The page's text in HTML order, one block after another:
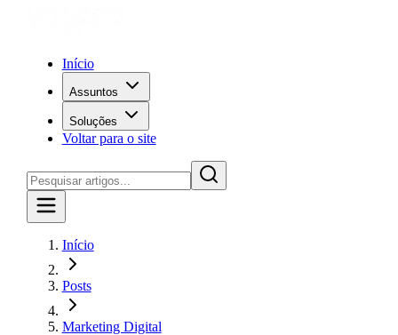
Início
Assuntos
Soluções
Voltar para o site
Início
Posts
Marketing Digital